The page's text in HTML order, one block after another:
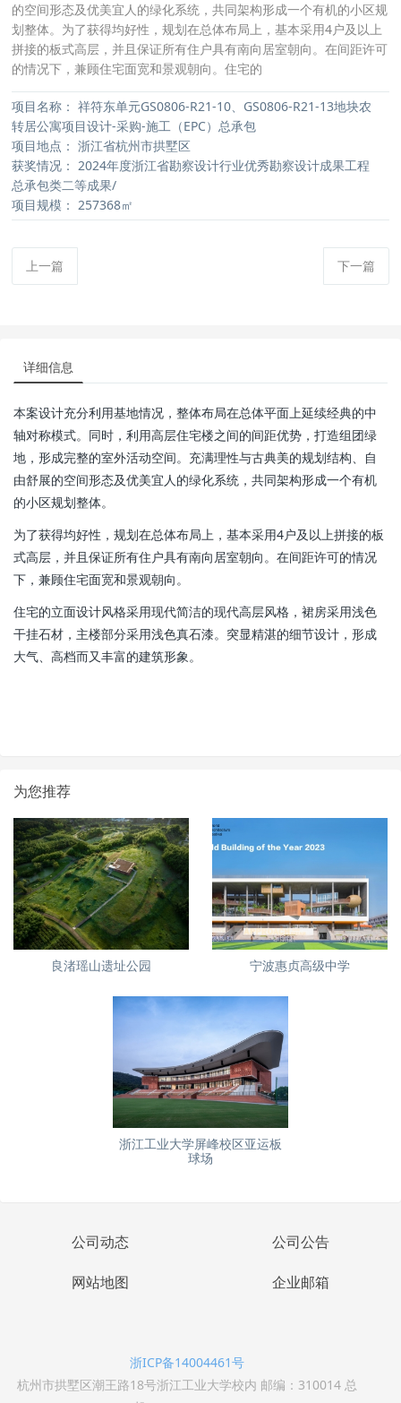
的空间形态及优美宜人的绿化系统，共同架构形成一个有机的小区规
划整体。为了获得均好性，规划在总体布局上，基本采用4户及以上
拼接的板式高层，并且保证所有住户具有南向居室朝向。在间距许可
的情况下，兼顾住宅面宽和景观朝向。住宅的
项目名称： 祥符东单元GS0806-R21-10、GS0806-R21-13地块农
转居公寓项目设计-采购-施工（EPC）总承包
项目地点： 浙江省杭州市拱墅区
获奖情况： 2024年度浙江省勘察设计行业优秀勘察设计成果工程
总承包类二等成果/
项目规模： 257368㎡
上一篇 下一篇
详细信息
本案设计充分利用基地情况，整体布局在总体平面上延续经典的中
轴对称模式。同时，利用高层住宅楼之间的间距优势，打造组团绿
地，形成完整的室外活动空间。充满理性与古典美的规划结构、自
由舒展的空间形态及优美宜人的绿化系统，共同架构形成一个有机
的小区规划整体。
为了获得均好性，规划在总体布局上，基本采用4户及以上拼接的板
式高层，并且保证所有住户具有南向居室朝向。在间距许可的情况
下，兼顾住宅面宽和景观朝向。
住宅的立面设计风格采用现代简洁的现代高层风格，裙房采用浅色
干挂石材，主楼部分采用浅色真石漆。突显精湛的细节设计，形成
大气、高档而又丰富的建筑形象。
为您推荐
良渚瑶山遗址公园 宁波惠贞高级中学
浙江工业大学屏峰校区亚运板
球场
公司动态 公司公告
网站地图 企业邮箱
浙ICP备14004461号
杭州市拱墅区潮王路18号浙江工业大学校内 邮编：310014 总